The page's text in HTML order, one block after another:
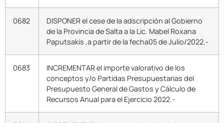
0682
DISPONER el cese de la adscripción al Gobierno
de la Provincia de Salta a la Lic. Mabel Roxana
Paputsakis ,a partir de la fecha05 de Julio/2022.-
0683
INCREMENTAR el importe valorativo de los
conceptos y/o Partidas Presupuestarias del
Presupuesto General de Gastos y Cálculo de
Recursos Anual para el Ejercicio 2022.-